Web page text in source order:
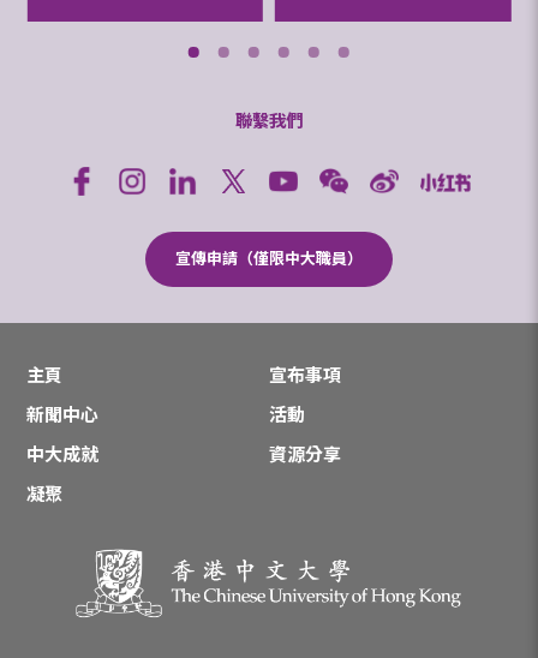
聯繫我們
宣傳申請（僅限中大職員）
主頁
宣布事項
新聞中心
活動
中大成就
資源分享
凝聚